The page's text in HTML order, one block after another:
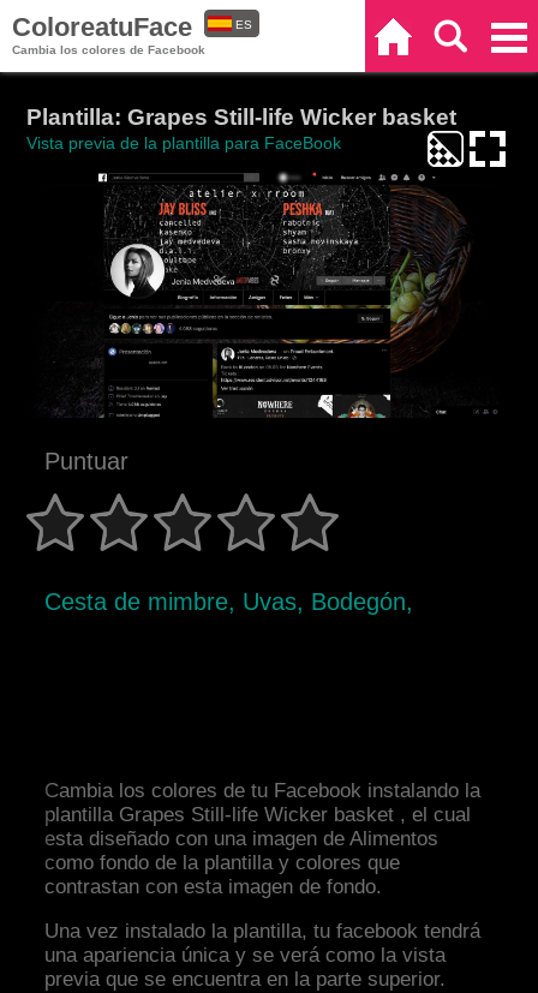
ColoreatuFace
Cambia los colores de Facebook
ES
Plantilla: Grapes Still-life Wicker basket
Vista previa de la plantilla para FaceBook
Puntuar
Cesta de mimbre, Uvas, Bodegón,
Cambia los colores de tu Facebook instalando la
plantilla Grapes Still-life Wicker basket , el cual
esta diseñado con una imagen de Alimentos
como fondo de la plantilla y colores que
contrastan con esta imagen de fondo.
Una vez instalado la plantilla, tu facebook tendrá
una apariencia única y se verá como la vista
previa que se encuentra en la parte superior.